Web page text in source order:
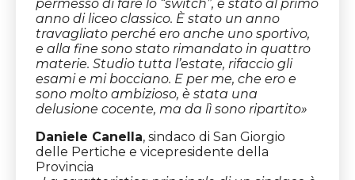
permesso di fare lo “switch”, è stato al primo
anno di liceo classico. È stato un anno
travagliato perché ero anche uno sportivo,
e alla fine sono stato rimandato in quattro
materie. Studio tutta l’estate, rifaccio gli
esami e mi bocciano. E per me, che ero e
sono molto ambizioso, è stata una
delusione cocente, ma da lì sono ripartito»
Daniele Canella, sindaco di San Giorgio
delle Pertiche e vicepresidente della
Provincia